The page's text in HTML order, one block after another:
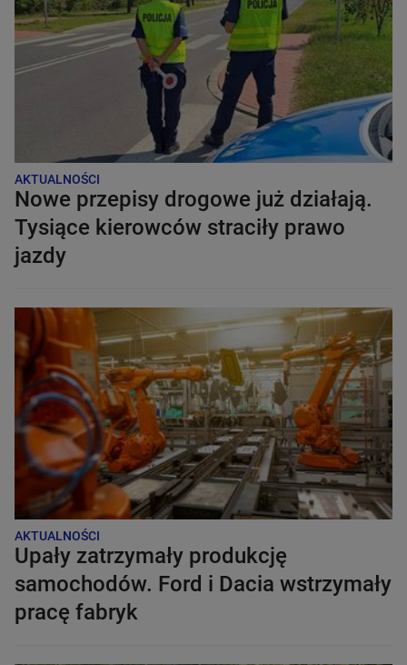
AKTUALNOŚCI
Nowe przepisy drogowe już działają.
Tysiące kierowców straciły prawo
jazdy
AKTUALNOŚCI
Upały zatrzymały produkcję
samochodów. Ford i Dacia wstrzymały
pracę fabryk